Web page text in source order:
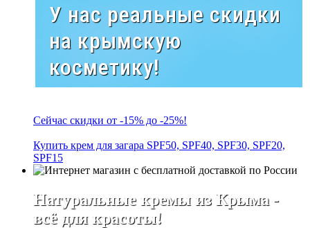
У нас реальные скидки
на крымскую
косметику!
Сейчас скидки от -15% до -25%!
Купить крем для загара SPF50, SPF40, SPF30, SPF20,
SPF15
Натуральные кремы из Крыма -
всё для красоты!